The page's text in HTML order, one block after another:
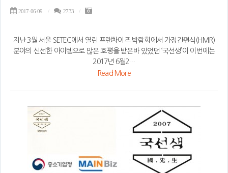
2017-06-09 2733
지난 3월 서울 SETEC에서 열린 프랜차이즈 박람회에서 가정간편식(HMR)
분야의 신선한 아이템으로 많은 호평을 받은바 있었던 ‘국선생’이 이번에는
2017년 6월2…
Read More